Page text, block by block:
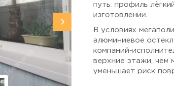
путь: профиль
изготовлении.
В условиях
алюминиевое
компаний-
верхние этажи, чем
уменьшает риск